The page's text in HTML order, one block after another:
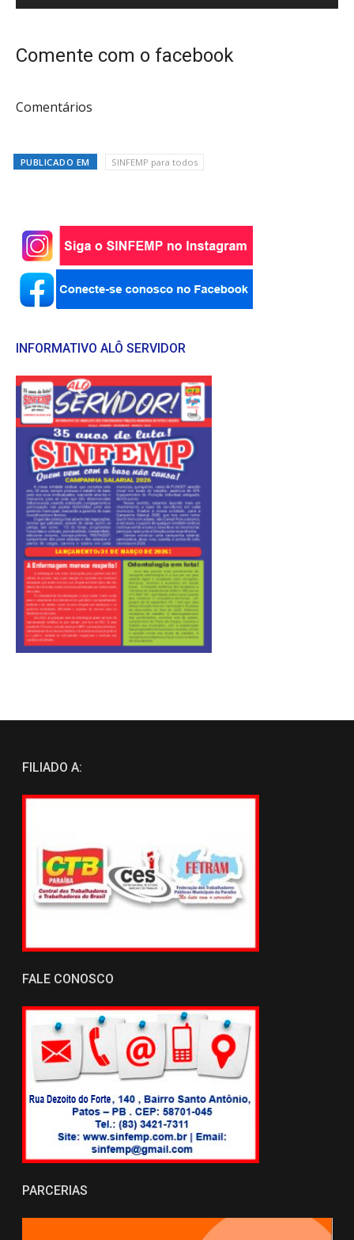
de
Comente com o facebook
Comentários
PUBLICADO EM SINFEMP para todos
INFORMATIVO ALÔ SERVIDOR
FILIADO A:
FALE CONOSCO
PARCERIAS